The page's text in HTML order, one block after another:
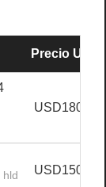
Precio Unit.
USD180.00
hld USD150.00